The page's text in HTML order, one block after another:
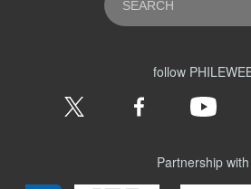
follow
Partnership with